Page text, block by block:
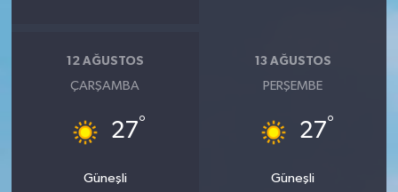
12 AĞUSTOS
ÇARŞAMBA
27°
Güneşli
13 AĞUSTOS
PERŞEMBE
27°
Güneşli